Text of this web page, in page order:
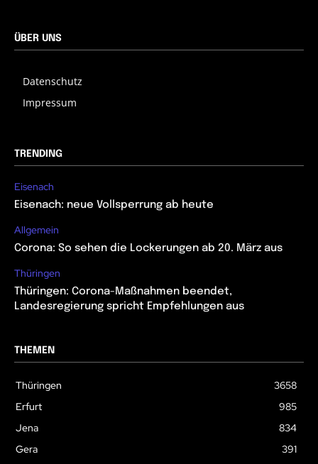
ÜBER UNS
Datenschutz
Impressum
TRENDING
Eisenach
Eisenach: neue Vollsperrung ab heute
Allgemein
Corona: So sehen die Lockerungen ab 20. März aus
Thüringen
Thüringen: Corona-Maßnahmen beendet,
Landesregierung spricht Empfehlungen aus
THEMEN
Thüringen
3658
Erfurt
985
Jena
834
Gera
391